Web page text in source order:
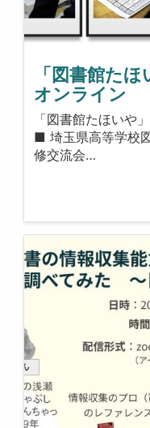
「図書館た
オンライン
「図書館たほいや
■ 埼玉県高等学校
修交流会…